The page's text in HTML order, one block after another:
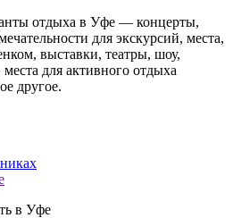
отдыха в Уфе — концерты,
для экскурсий, места,
выставки, театры, шоу,
для активного отдыха
другое.
в Уфе